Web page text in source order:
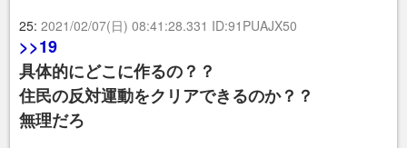
25: 2021/02/07(日) 08:41:28.331 ID:91PUAJX50
>>19
具体的にどこに作るの？？
住民の反対運動をクリアできるのか？？
無理だろ